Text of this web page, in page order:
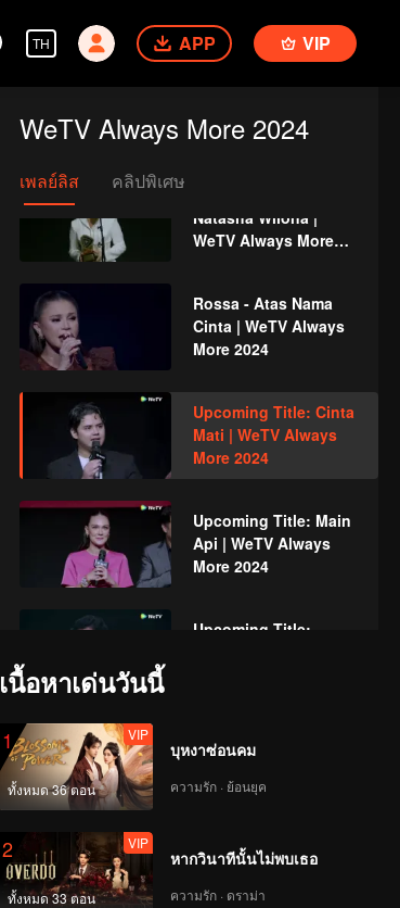
TH APP VIP
WeTV Always More 2024
เพลย์ลิส คลิปพิเศษ
Always More 2024
Always More 2024
Natasha Wilona |
WeTV Always More
Rossa - Atas Nama
Cinta | WeTV Always
More 2024
Upcoming Title: Cinta
Mati | WeTV Always
More 2024
Upcoming Title: Main
Api | WeTV Always
More 2024
Upcoming Title:
Upcoming Title: Dua
Wajah Arjuna | WeTV
Always More 2024
Upcoming Title:
Harus Kawin | WeTV
Always More 2024
เนื้อหาเด่นวันนี้
1
ทั้งหมด 36 ตอน
VIP
บุหงาซ่อนคม
ความรัก · ย้อนยุค
2
ทั้งหมด 33 ตอน
VIP
หากวินาทีนั้นไม่พบเธอ
ความรัก · ดราม่า